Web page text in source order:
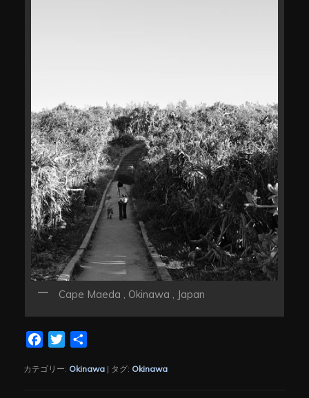
Cape Maeda , Okinawa , Japan
FacebookTwitter
カテゴリー: Okinawa | タグ: Okinawa